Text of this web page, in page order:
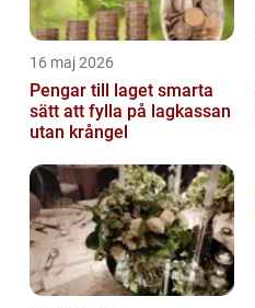
16 maj 2026
Pengar till laget smarta
sätt att fylla på lagkassan
utan krångel